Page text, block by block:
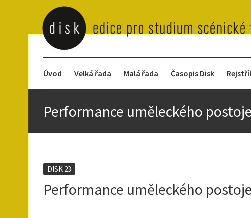
Úvod Velká řada Malá řada Časopis Disk
Performance uměleckého
DISK 23
Performance uměleckého